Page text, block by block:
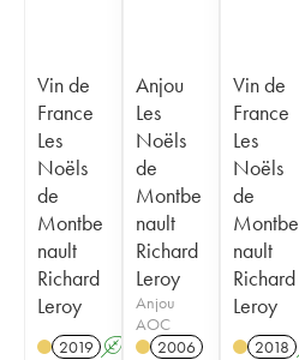
Vin de
France
Les
Noëls
de
Montbe
nault
Richard
Leroy
2019 A K
Anjou
Les
Noëls
de
Montbe
nault
Richard
Leroy
Anjou
AOC
2006
Vin de
France
Les
Noëls
de
Montbe
nault
Richard
Leroy
2018